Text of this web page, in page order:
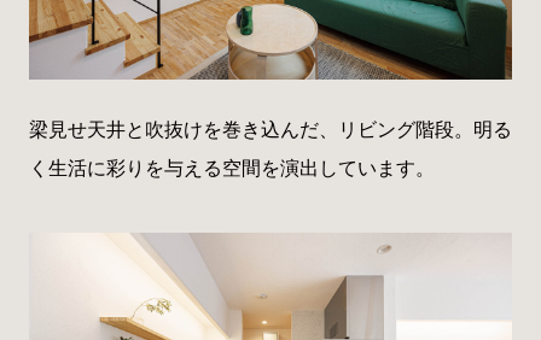
梁見せ天井と吹抜けを巻き込んだ、リビング階段。明る
く生活に彩りを与える空間を演出しています。